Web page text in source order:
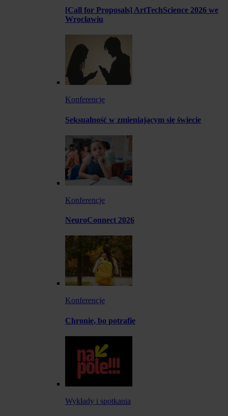
[Call for Proposals] ArtTechScience 2026 we
Wrocławiu
Konferencje
Seksualność w zmieniającym się świecie
Konferencje
NeuroConnect 2026
Konferencje
Chronię, bo potrafię
Wykłady i spotkania